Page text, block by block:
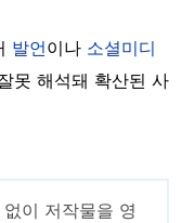
발언이나 소셜미디
못 해석돼 확산된 사
없이 저작물을 영